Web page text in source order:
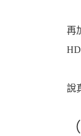
再
說